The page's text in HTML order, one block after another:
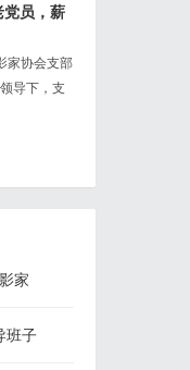
员，薪
家协会支部
导下，支
家
班子